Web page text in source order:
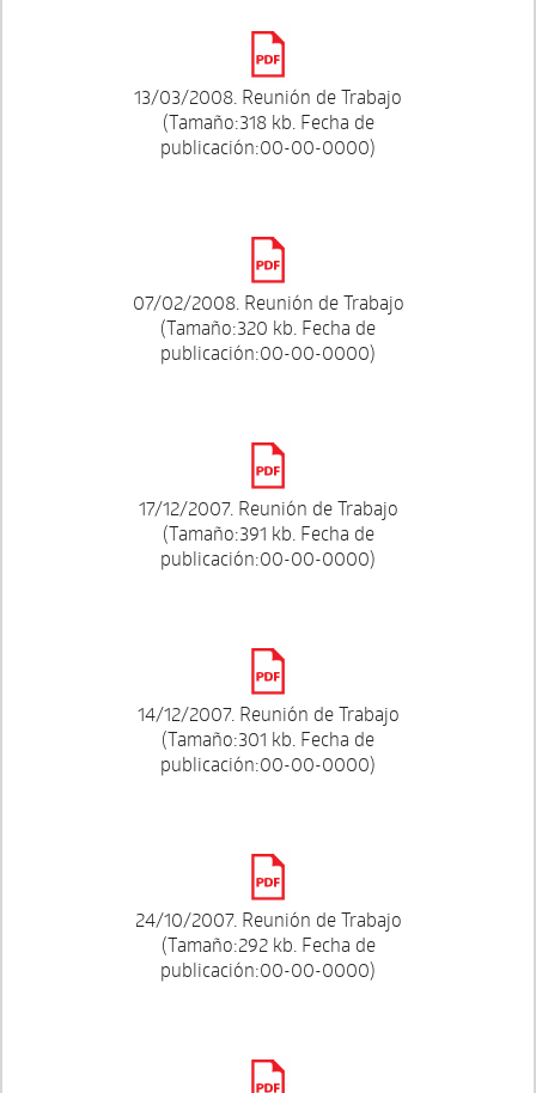
13/03/2008. Reunión de Trabajo
(Tamaño:318 kb. Fecha de
publicación:00-00-0000)
07/02/2008. Reunión de Trabajo
(Tamaño:320 kb. Fecha de
publicación:00-00-0000)
17/12/2007. Reunión de Trabajo
(Tamaño:391 kb. Fecha de
publicación:00-00-0000)
14/12/2007. Reunión de Trabajo
(Tamaño:301 kb. Fecha de
publicación:00-00-0000)
24/10/2007. Reunión de Trabajo
(Tamaño:292 kb. Fecha de
publicación:00-00-0000)